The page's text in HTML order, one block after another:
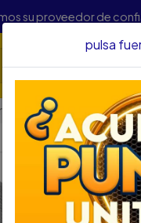
su proveedor de
Adhesivos
pulsa